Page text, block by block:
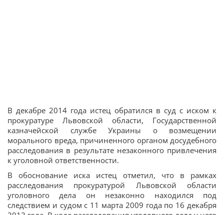
В декабре 2014 года истец обратился в суд с иском к
прокуратуре Львовской области, Государственной
казначейской службе Украины о возмещении
морального вреда, причиненного органом досудебного
расследования в результате незаконного привлечения
к уголовной ответственности.
В обоснование иска истец отметил, что в рамках
расследования прокуратурой Львовской области
уголовного дела он незаконно находился под
следствием и судом с 11 марта 2009 года по 16 декабря